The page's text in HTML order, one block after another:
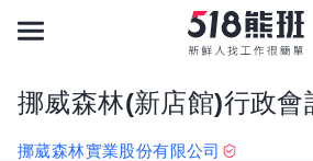
挪威森林(新店館)行政會
挪葳森林實業股份有限公司